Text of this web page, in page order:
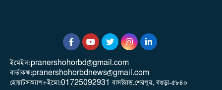
ইমেইল:pranershohorbd@gmail.com
বার্তাকক্ষ:pranershohorbdnews@gmail.com
হোয়াটসঅ্যাপ+ইমো:01725092931 বাসস্ট্যান্ড,শেরপুর, বগুড়া-৫৮৪০